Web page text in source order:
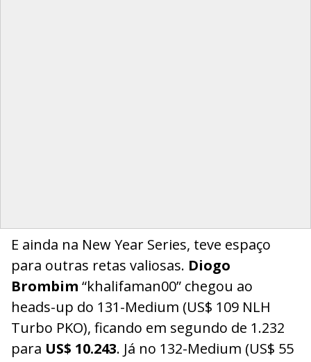
E ainda na New Year Series, teve espaço
para outras retas valiosas. Diogo
Brombim “khalifaman00” chegou ao
heads-up do 131-Medium (US$ 109 NLH
Turbo PKO), ficando em segundo de 1.232
para US$ 10.243. Já no 132-Medium (US$ 55